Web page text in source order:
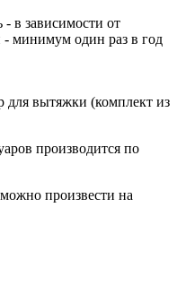
- в зависимости от
- минимум один раз в год
производится по
можно произвести на